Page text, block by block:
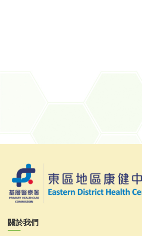
關於我們